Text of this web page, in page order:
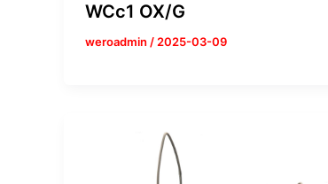
WCc1 OX/G
weroadmin /2025-03-09